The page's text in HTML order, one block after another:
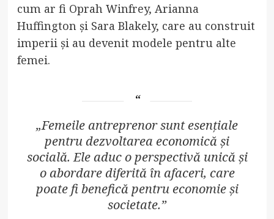
cum ar fi Oprah Winfrey, Arianna
Huffington și Sara Blakely, care au construit
imperii și au devenit modele pentru alte
femei.
„Femeile antreprenor sunt esențiale
pentru dezvoltarea economică și
socială. Ele aduc o perspectivă unică și
o abordare diferită în afaceri, care
poate fi benefică pentru economie și
societate.”